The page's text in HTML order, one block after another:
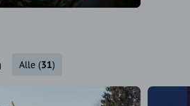
Alle (31)